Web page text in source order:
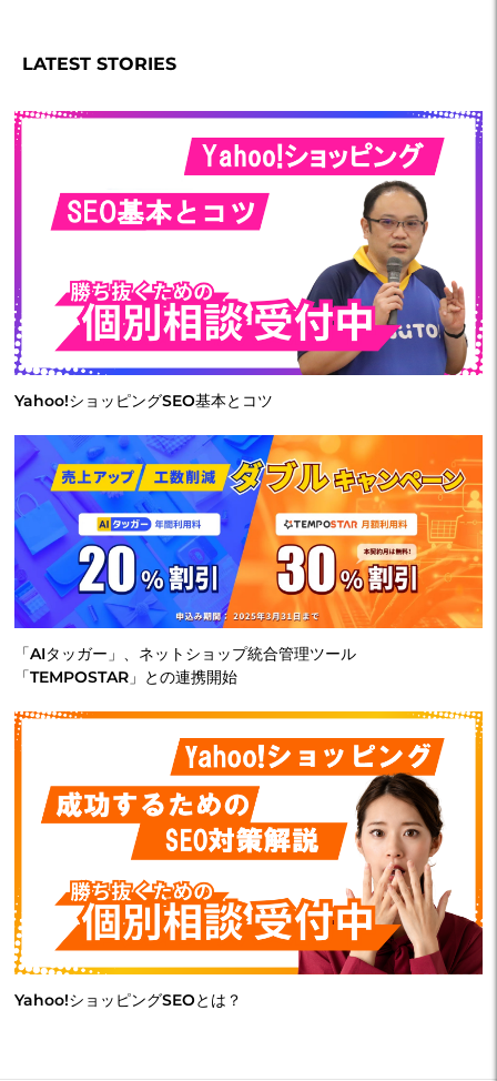
LATEST STORIES
Yahoo!ショッピングSEO基本とコツ
「AIタッガー」、ネットショップ統合管理ツール
「TEMPOSTAR」との連携開始
Yahoo!ショッピングSEOとは？